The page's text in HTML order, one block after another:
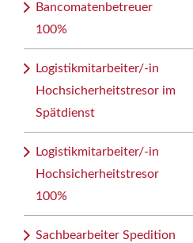
Bancomatenbetreuer
100%
Logistikmitarbeiter/-in
Hochsicherheitstresor im
Spätdienst
Logistikmitarbeiter/-in
Hochsicherheitstresor
100%
Sachbearbeiter Spedition